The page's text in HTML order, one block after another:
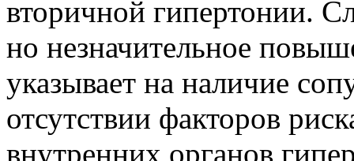
вторичной гипертонии.
но незначительное
указывает на наличие
отсутствии факторов
внутренних органов